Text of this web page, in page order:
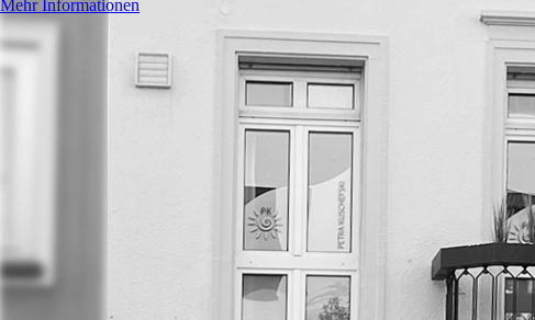
Mehr Informationen